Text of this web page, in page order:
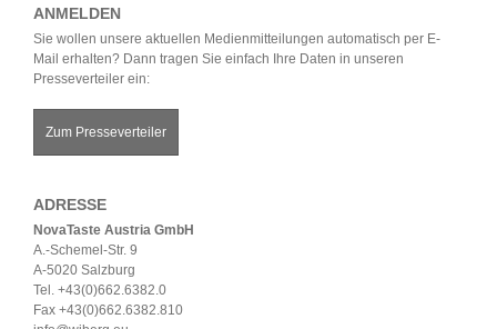
ANMELDEN
Sie wollen unsere aktuellen Medienmitteilungen automatisch per E-
Mail erhalten? Dann tragen Sie einfach Ihre Daten in unseren
Presseverteiler ein:
Zum Presseverteiler
ADRESSE
NovaTaste Austria GmbH
A.-Schemel-Str. 9
A-5020 Salzburg
Tel. +43(0)662.6382.0
Fax +43(0)662.6382.810